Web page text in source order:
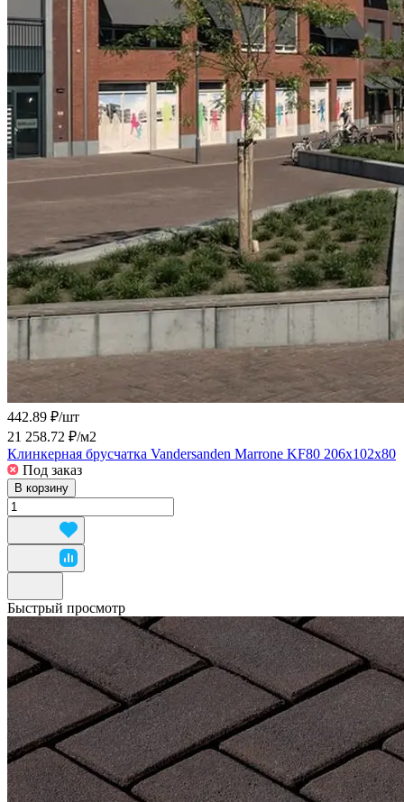
442.89 ₽/шт
21 258.72 ₽/м2
Клинкерная брусчатка Vandersanden Marrone KF80 206x102x80
Под заказ
В корзину
Быстрый просмотр